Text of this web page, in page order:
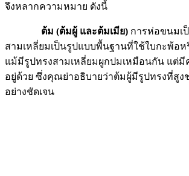
จึงหลากความหมาย ดังนี้
ต้ม (ต้มผู้ และต้มเมีย) การห่อขนมเ
สามเหลี่ยมเป็นรูปแบบพื้นฐานที่ใช้ใบกะพ้อห
แม้มีรูปทรงสามเหลี่ยมผูกปมเหมือนกัน แต่มี
อยู่ด้วย ซึ่งคุณย่าอธิบายว่าต้มผู้มีรูปทรงที่สูง
อย่างชัดเจน